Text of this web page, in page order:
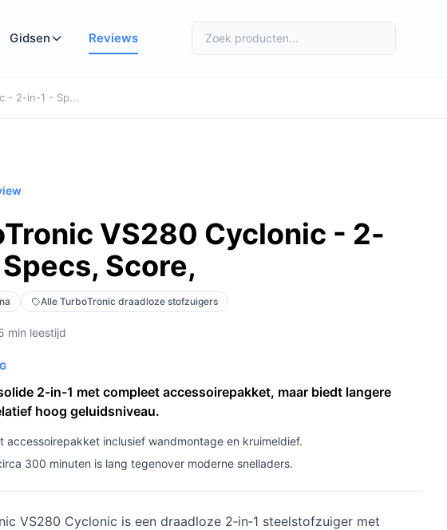
Gidsen Reviews
- 2-in-1 - Sp...
VS280 Cyclonic - 2-
Score,
Alle TurboTronic draadloze stofzuigers
min leestijd
2-in-1 met compleet accessoirepakket, maar biedt langere
hoog geluidsniveau.
accessoirepakket inclusief wandmontage en kruimeldief.
300 minuten is lang tegenover moderne snelladers.
VS280 Cyclonic is een draadloze 2‑in‑1 steelstofzuiger met